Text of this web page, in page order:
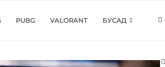
PUBG VALORANT БУСАД